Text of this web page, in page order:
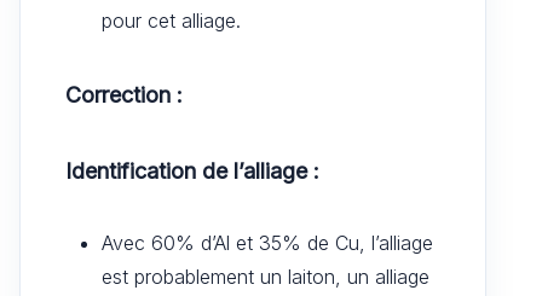
pour cet alliage.
Correction :
Identification de l’alliage :
Avec 60% d’Al et 35% de Cu, l’alliage
est probablement un laiton, un alliage